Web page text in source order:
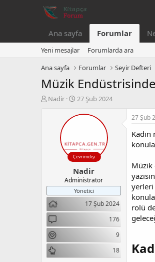
Ana sayfa Forumlar
Yeni mesajlar
Forumlarda ara
Ana sayfa
Forumlar Seyir Defteri
Müzik
K
l
a
t
a
n
Nadir
B
ş
n
g
ı
ç
t
a
r
h
i
27 Şub 2024
Çevrimdışı
Nadir
Administrator
Yönetici
17 Şub 2024
176
9
18
27 Şub
Müzik
yerleri
rolü